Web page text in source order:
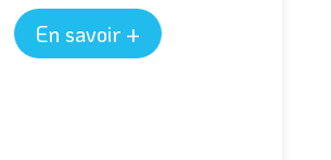
En savoir +